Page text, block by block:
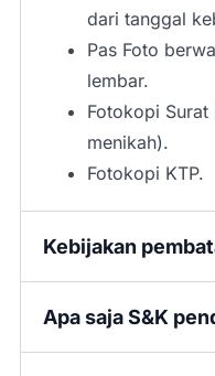
dari tanggal
Pas Foto
lembar.
Fotokopi
menikah).
Fotokopi KTP.
Kebijakan
Apa saja S&K